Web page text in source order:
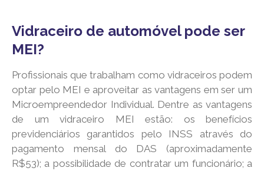
Vidraceiro de automóvel pode ser
MEI?
Profissionais que trabalham como vidraceiros podem
optar pelo MEI e aproveitar as vantagens em ser um
Microempreendedor Individual. Dentre as vantagens
de um vidraceiro MEI estão: os benefícios
previdenciários garantidos pelo INSS através do
pagamento mensal do DAS (aproximadamente
R$53); a possibilidade de contratar um funcionário; a